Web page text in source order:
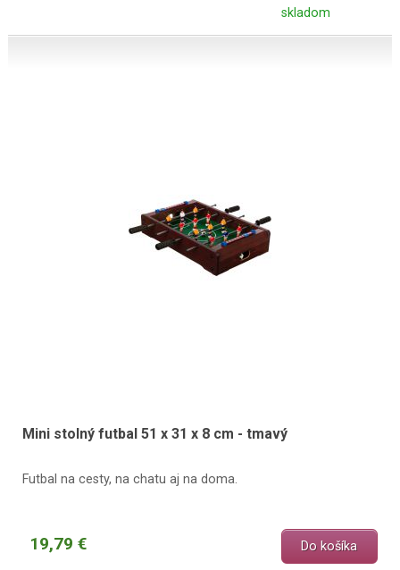
skladom
Mini stolný futbal 51 x 31 x 8 cm - tmavý
Futbal na cesty, na chatu aj na doma.
19,79 € Do košíka